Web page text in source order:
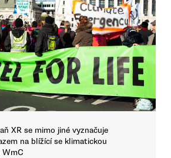
XR se mimo jiné vyznačuje
na blížící se klimatickou